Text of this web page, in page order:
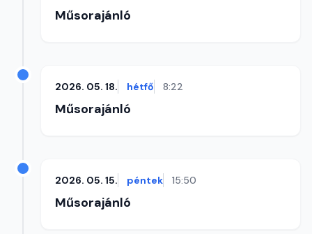
Műsorajánló
2026. 05. 18. hétfő 8:22
Műsorajánló
2026. 05. 15. péntek 15:50
Műsorajánló